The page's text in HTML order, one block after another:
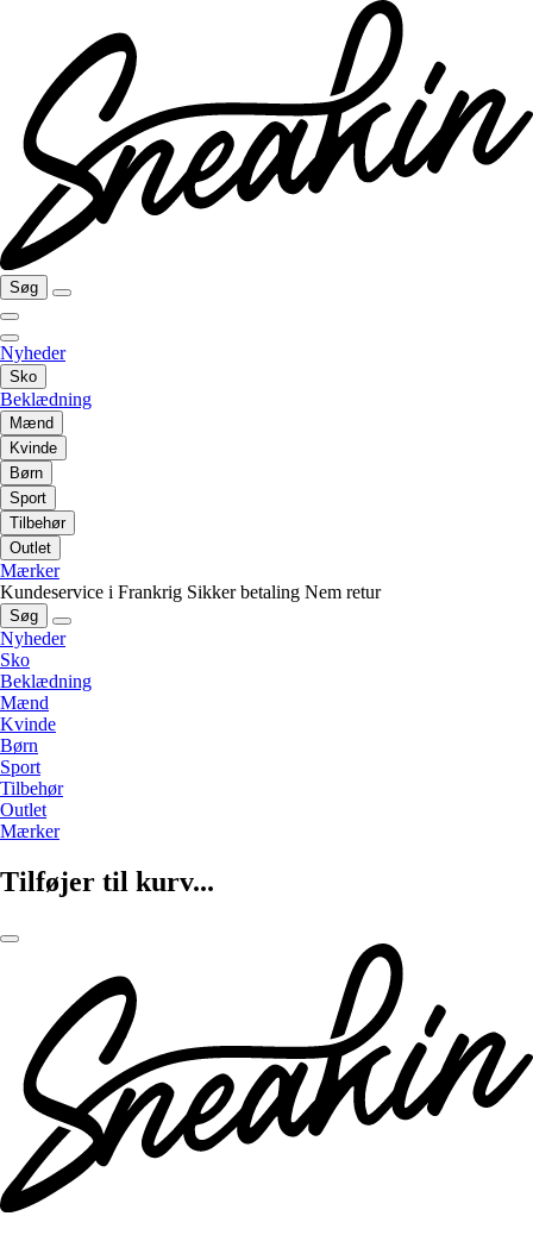
Søg
Nyheder
Sko
Beklædning
Mænd
Kvinde
Børn
Sport
Tilbehør
Outlet
Mærker
Kundeservice i Frankrig Sikker betaling Nem retur
Søg
Nyheder
Sko
Beklædning
Mænd
Kvinde
Børn
Sport
Tilbehør
Outlet
Mærker
Tilføjer til kurv...